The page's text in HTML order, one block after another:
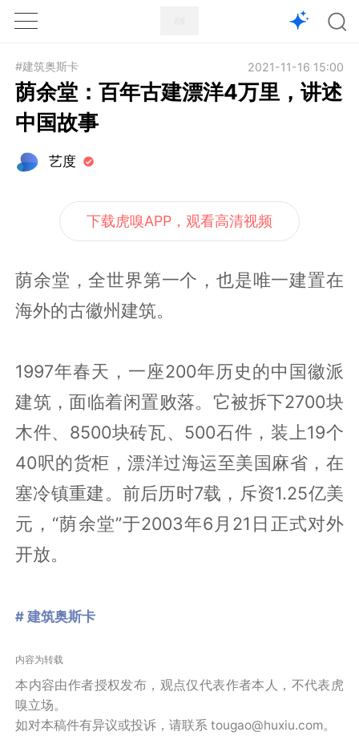
1X
#建筑奥斯卡 2021-11-16 15:00
荫余堂：百年古建漂洋4万里，讲述
中国故事
艺度
下载虎嗅APP，观看高清视频
荫余堂，全世界第一个，也是唯一建置在
海外的古徽州建筑。
1997年春天，一座200年历史的中国徽派
建筑，面临着闲置败落。它被拆下2700块
木件、8500块砖瓦、500石件，装上19个
40呎的货柜，漂洋过海运至美国麻省，在
塞冷镇重建。前后历时7载，斥资1.25亿美
元，“荫余堂”于2003年6月21日正式对外
开放。
# 建筑奥斯卡
内容为转载
本内容由作者授权发布，观点仅代表作者本人，不代表虎
嗅立场。
如对本稿件有异议或投诉，请联系 tougao@huxiu.com。